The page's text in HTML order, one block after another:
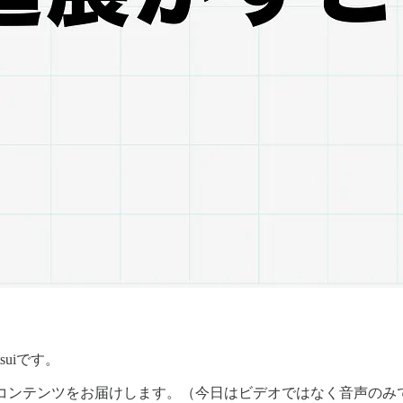
です。
ンテンツをお届けします。（今日はビデオではなく音声のみ